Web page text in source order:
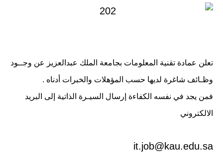
تعلن عمادة تقنية المعلومات بجامعة الملك عبدالعزيز عن وجــود
وظـائف شاغرة لديها حسب المؤهلات والخبرات أدناه .
فمن يجد في نفسه الكفاءة إرسال السيـرة الذاتية إلى البريد
الالكتروني
it.job@kau.edu.sa